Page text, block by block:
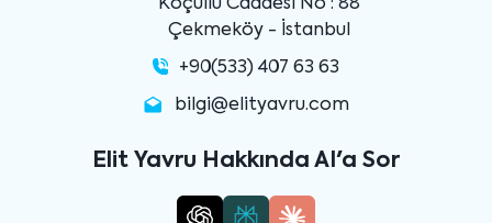
Koçullu Caddesi No : 88
Çekmeköy - İstanbul
+90(533) 407 63 63
bilgi@elityavru.com
Elit Yavru Hakkında AI'a Sor